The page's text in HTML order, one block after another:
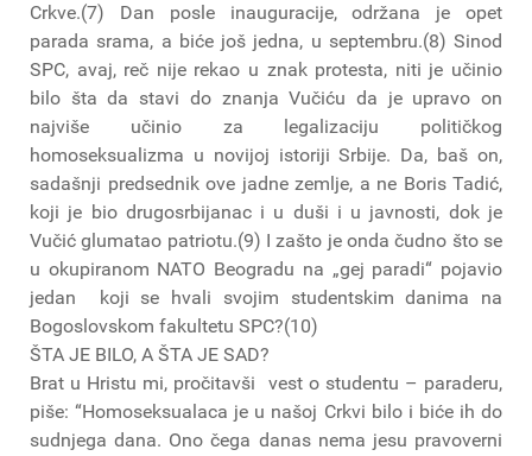
Crkve.(7) Dan posle inauguracije, održana je opet
parada srama, a biće još jedna, u septembru.(8) Sinod
SPC, avaj, reč nije rekao u znak protesta, niti je učinio
bilo šta da stavi do znanja Vučiću da je upravo on
najviše učinio za legalizaciju političkog
homoseksualizma u novijoj istoriji Srbije. Da, baš on,
sadašnji predsednik ove jadne zemlje, a ne Boris Tadić,
koji je bio drugosrbijanac i u duši i u javnosti, dok je
Vučić glumatao patriotu.(9) I zašto je onda čudno što se
u okupiranom NATO Beogradu na „gej paradi“ pojavio
jedan koji se hvali svojim studentskim danima na
Bogoslovskom fakultetu SPC?(10)
ŠTA JE BILO, A ŠTA JE SAD?
Brat u Hristu mi, pročitavši vest o studentu – paraderu,
piše: “Homoseksualaca je u našoj Crkvi bilo i biće ih do
sudnjega dana. Ono čega danas nema jesu pravoverni